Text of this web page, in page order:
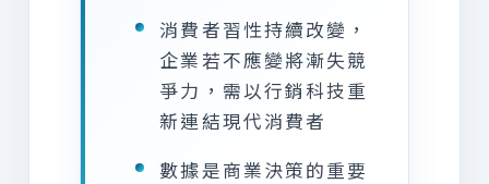
消費者習性持續改變，
企業若不應變將漸失競
爭力，需以行銷科技重
新連結現代消費者
數據是商業決策的重要